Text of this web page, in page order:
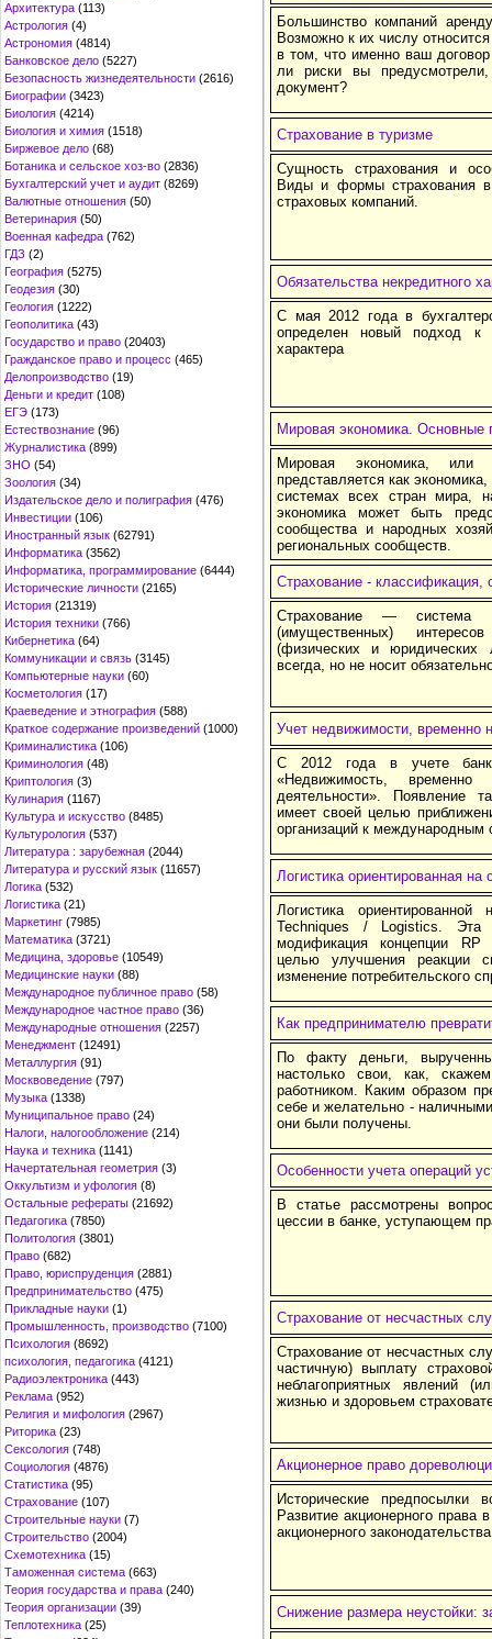
Архитектура (113)
Астрология (4)
Астрономия (4814)
Банковское дело (5227)
Безопасность жизнедеятельности (2616)
Биографии (3423)
Биология (4214)
Биология и химия (1518)
Биржевое дело (68)
Ботаника и сельское хоз-во (2836)
Бухгалтерский учет и аудит (8269)
Валютные отношения (50)
Ветеринария (50)
Военная кафедра (762)
ГДЗ (2)
География (5275)
Геодезия (30)
Геология (1222)
Геополитика (43)
Государство и право (20403)
Гражданское право и процесс (465)
Делопроизводство (19)
Деньги и кредит (108)
ЕГЭ (173)
Естествознание (96)
Журналистика (899)
ЗНО (54)
Зоология (34)
Издательское дело и полиграфия (476)
Инвестиции (106)
Иностранный язык (62791)
Информатика (3562)
Информатика, программирование (6444)
Исторические личности (2165)
История (21319)
История техники (766)
Кибернетика (64)
Коммуникации и связь (3145)
Компьютерные науки (60)
Косметология (17)
Краеведение и этнография (588)
Краткое содержание произведений (1000)
Криминалистика (106)
Криминология (48)
Криптология (3)
Кулинария (1167)
Культура и искусство (8485)
Культурология (537)
Литература : зарубежная (2044)
Литература и русский язык (11657)
Логика (532)
Логистика (21)
Маркетинг (7985)
Математика (3721)
Медицина, здоровье (10549)
Медицинские науки (88)
Международное публичное право (58)
Международное частное право (36)
Международные отношения (2257)
Менеджмент (12491)
Металлургия (91)
Москвоведение (797)
Музыка (1338)
Муниципальное право (24)
Налоги, налогообложение (214)
Наука и техника (1141)
Начертательная геометрия (3)
Оккультизм и уфология (8)
Остальные рефераты (21692)
Педагогика (7850)
Политология (3801)
Право (682)
Право, юриспруденция (2881)
Предпринимательство (475)
Прикладные науки (1)
Промышленность, производство (7100)
Психология (8692)
психология, педагогика (4121)
Радиоэлектроника (443)
Реклама (952)
Религия и мифология (2967)
Риторика (23)
Сексология (748)
Социология (4876)
Статистика (95)
Страхование (107)
Строительные науки (7)
Строительство (2004)
Схемотехника (15)
Таможенная система (663)
Теория государства и права (240)
Теория организации (39)
Теплотехника (25)
Большинство компаний
Возможно к их числу
в том, что именно ваш
ли риски вы
документ?
Страхование в туризме
Сущность страхования и
Виды и формы страхования в
страховых компаний.
Обязательства некредитного
С мая 2012 года в
определен новый подход к
характера
Мировая экономика. Основные
Мировая экономика, или
представляется как
системах всех стран мира,
экономика может быть
сообщества и народных
региональных сообществ.
Страхование - классификация,
Страхование — система
(имущественных)
(физических и юридических
всегда, но не носит
Учет недвижимости, временно
С 2012 года в учете
«Недвижимость,
деятельности». Появление
имеет своей целью
организаций к международным
Логистика ориентированная
Логистика
Techniques / Logistics. Эта
модификация концепции RP
целью улучшения реакции
изменение потребительского
Как предпринимателю
По факту деньги,
настолько свои, как,
работником. Каким образом
себе и желательно -
они были получены.
Особенности учета операций
В статье рассмотрены
цессии в банке, уступающем
Страхование от несчастных
Страхование от несчастных
частичную) выплату
неблагоприятных явлений
жизнью и здоровьем
Акционерное право
Исторические предпосылки
Развитие акционерного права
акционерного
Снижение размера неустойки: